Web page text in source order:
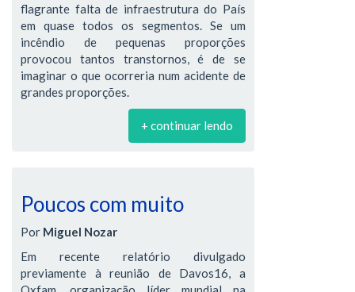
flagrante falta de infraestrutura do País
em quase todos os segmentos. Se um
incêndio de pequenas proporções
provocou tantos transtornos, é de se
imaginar o que ocorreria num acidente de
grandes proporções.
+ continuar lendo
Poucos com muito
Por Miguel Nozar
Em recente relatório divulgado
previamente à reunião de Davos16, a